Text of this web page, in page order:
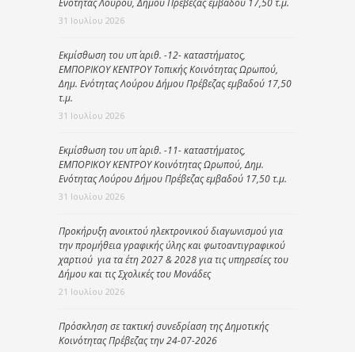
31 Ιουλίου 2026
Εκμίσθωση του υπ΄ αριθ. -12- καταστήματος,
ΕΜΠΟΡΙΚΟΥ ΚΕΝΤΡΟΥ Τοπικής Κοινότητας Ωρωπού,
Δημ. Ενότητας Λούρου Δήμου Πρέβεζας εμβαδού 17,50
τ.μ.
31 Ιουλίου 2026
Εκμίσθωση του υπ΄ αριθ. -11- καταστήματος,
ΕΜΠΟΡΙΚΟΥ ΚΕΝΤΡΟΥ Κοινότητας Ωρωπού, Δημ.
Ενότητας Λούρου Δήμου Πρέβεζας εμβαδού 17,50 τ.μ.
31 Ιουλίου 2026
Προκήρυξη ανοικτού ηλεκτρονικού διαγωνισμού για
την προμήθεια γραφικής ύλης και φωτοαντιγραφικού
χαρτιού για τα έτη 2027 & 2028 για τις υπηρεσίες του
Δήμου και τις Σχολικές του Μονάδες
21 Ιουλίου 2026
Πρόσκληση σε τακτική συνεδρίαση της Δημοτικής
Κοινότητας Πρέβεζας την 24-07-2026